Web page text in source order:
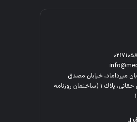
میرداماد، خیابان مصدق
جنوبی،نبش اتوبان حقانی، پلاك ١ (ساختمان روزنامه